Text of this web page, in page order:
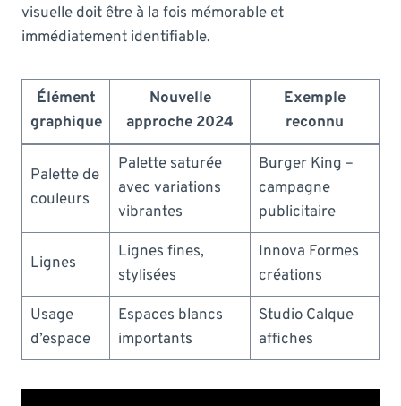
visuelle doit être à la fois mémorable et
immédiatement identifiable.
Élément
graphique
Nouvelle
approche 2024
Exemple
reconnu
Palette de
couleurs
Palette saturée
avec variations
vibrantes
Burger King –
campagne
publicitaire
Lignes
Lignes fines,
stylisées
Innova Formes
créations
Usage
d’espace
Espaces blancs
importants
Studio Calque
affiches